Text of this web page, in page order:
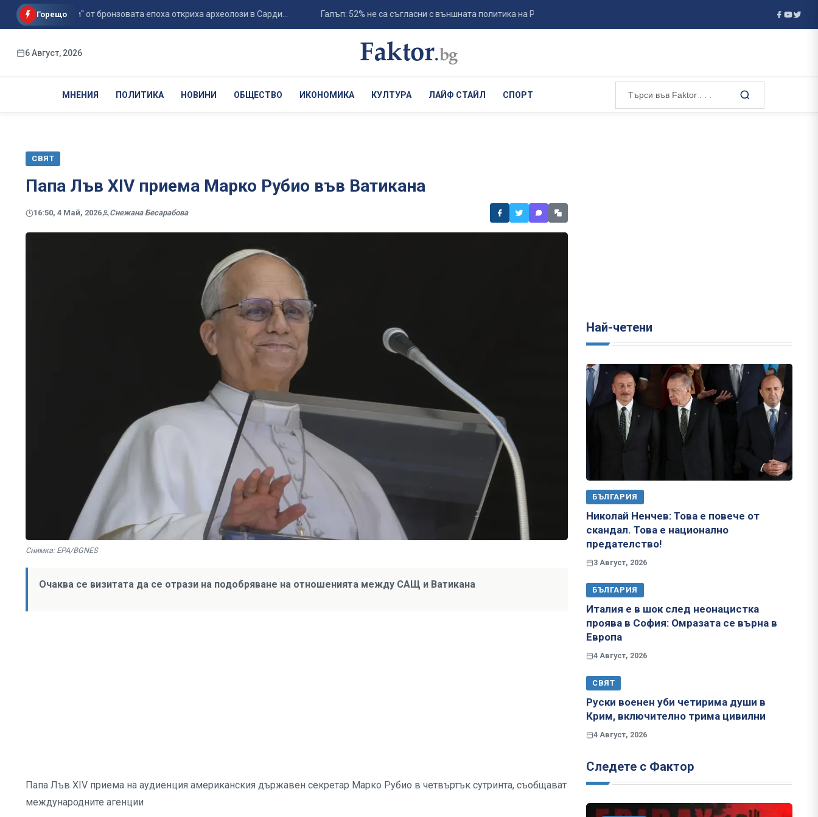
Горещо
на великани" от бронзовата епоха откриха археолози в Сарди... Галъп: 52% не са съгласни с външната политика на Радев, ... Илиана Жекова от ГЕРБ: Не е нормално управленските
6 Август, 2026
МНЕНИЯ ПОЛИТИКА НОВИНИ ОБЩЕСТВО ИКОНОМИКА КУЛТУРА ЛАЙФ СТАЙЛ СПОРТ
СВЯТ
Папа Лъв XIV приема Марко Рубио във Ватикана
16:50, 4 Май, 2026 Снежана Бесарабова
Снимка: EPA/BGNES
Очаква се визитата да се отрази на подобряване на отношенията между САЩ и Ватикана
Папа Лъв XIV приема на аудиенция американския държавен секретар Марко Рубио в четвъртък сутринта, съобщават
международните агенции
Най-четени
БЪЛГАРИЯ
Николай Ненчев: Това е повече от
скандал. Това е национално
предателство!
3 Август, 2026
БЪЛГАРИЯ
Италия е в шок след неонацистка
проява в София: Омразата се върна в
Европа
4 Август, 2026
СВЯТ
Руски военен уби четирима души в
Крим, включително трима цивилни
4 Август, 2026
Следете с Фактор